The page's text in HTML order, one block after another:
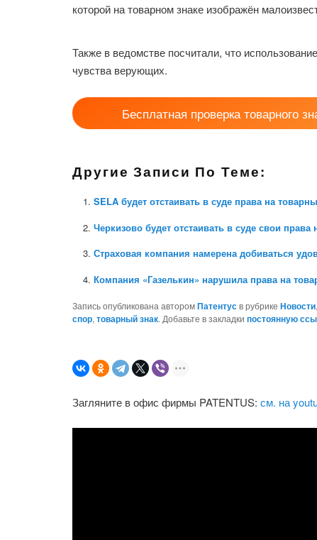
которой на товарном знаке изображён
Также в ведомстве посчитали, что
чувства верующих.
Бесплатная проверка товарного
Другие Записи По Теме:
SELA будет отстаивать в суде права на
Черкизово будет отстаивать в суде свои права
Страховая компания намерена добиваться
Компания «Газелькин» нарушила права на
Запись опубликована авторомПатентусв рубрикеНовости
спор,товарный знак. Добавьте в закладкипостоянную
Загляните в офис фирмы PATENTUS:см. на